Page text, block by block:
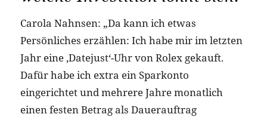
Carola Nahnsen: „Da kann ich etwas
Persönliches erzählen: Ich habe mir im letzten
Jahr eine ‚Datejust‘-Uhr von Rolex gekauft.
Dafür habe ich extra ein Sparkonto
eingerichtet und mehrere Jahre monatlich
einen festen Betrag als Dauerauftrag